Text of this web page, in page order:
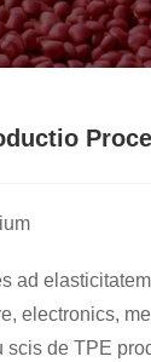
ad
electronics,
de TPE